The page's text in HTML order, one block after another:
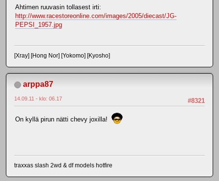
Ahtimen ruuvasin tollasest irti:
http://www.racestoreonline.com/images/2005/diecast/JG-
PEPSI_1957.jpg
[Xray] [Hong Nor] [Yokomo] [Kyosho]
arppa87
#8321
14.09.11 - klo: 06.17
On kyllä pirun nätti chevy joxilla!
traxxas slash 2wd & df models hotfire